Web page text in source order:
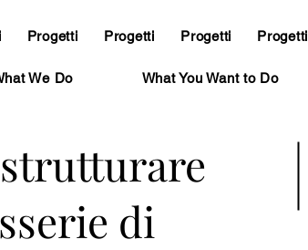
di
Progetti Progetti Progetti Progetti
We Do What You Want to Do